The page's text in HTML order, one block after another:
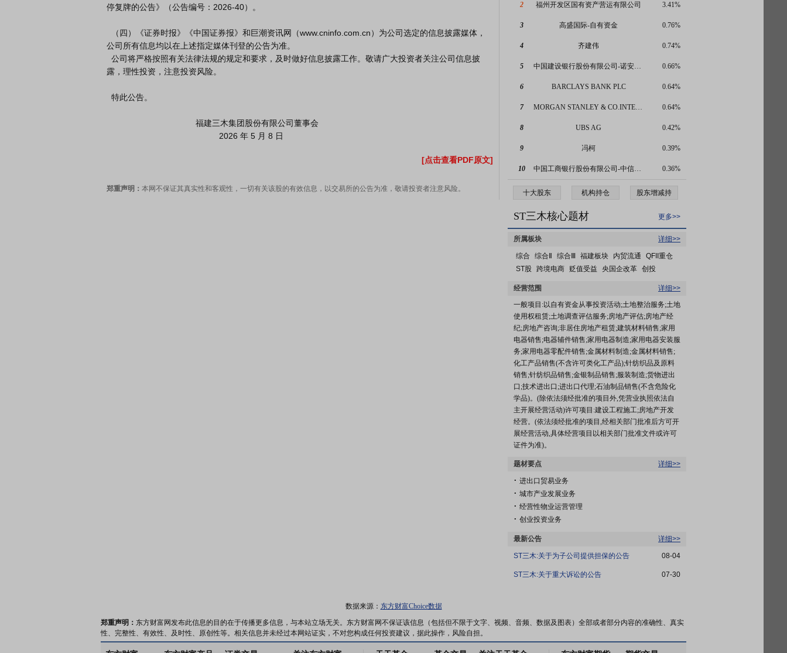
停复牌的公告》（公告编号：2026-40）。
公司所有信息均以在上述指定媒体刊登的公告为准。
露，理性投资，注意投资风险。
[点击查看PDF原文]
郑重声明： 本网不保证其真实性和客观性，一切有关该股的有效信息，以交易所的公告为准，敬请投资者注意风险。
2 福州开发区国有资产营运有限公司 3.41%
3 高盛国际-自有资金 0.76%
4 齐建伟 0.74%
5 中国建设银行股份有限公司-诺安多策略混合型证券投资基金 0.66%
6 BARCLAYS BANK PLC 0.64%
7 MORGAN STANLEY & CO.INTERNATIONAL PLC. 0.64%
8 UBS AG 0.42%
9 冯柯 0.39%
10 中国工商银行股份有限公司-中信保诚多策略灵活配置混合型证券投资基金(LOF) 0.36%
十大股东 机构持仓 股东增减持
ST三木核心题材 更多>>
所属板块 详细>>
综合 综合Ⅱ 综合Ⅲ 福建板块 内贸流通
QFII重仓
ST股 跨境电商 贬值受益 央国企改革 创投
经营范围
详细>>
一般项目:以自有资金从事投资活动;土地整治服务;土地
使用权租赁;土地调查评估服务;房地产评估;房地产经
纪;房地产咨询;非居住房地产租赁;建筑材料销售;家用
电器销售;电器辅件销售;家用电器制造;家用电器安装服
务;家用电器零配件销售;金属材料制造;金属材料销售;
化工产品销售(不含许可类化工产品);针纺织品及原料
销售;针纺织品销售;金银制品销售;服装制造;货物进出
口;技术进出口;进出口代理;石油制品销售(不含危险化
学品)。(除依法须经批准的项目外,凭营业执照依法自
主开展经营活动)许可项目:建设工程施工;房地产开发
经营。(依法须经批准的项目,经相关部门批准后方可开
展经营活动,具体经营项目以相关部门批准文件或许可
证件为准)。
题材要点 详细>>
. 进出口贸易业务
. 城市产业发展业务
. 经营性物业运营管理
. 创业投资业务
最新公告 详细>>
ST三木:关于为子公司提供担保的公告 08-04
ST三木:关于重大诉讼的公告 07-30
数据来源： 东方财富Choice数据
郑重声明： 东方财富网发布此信息的目的在于传播更多信息，与本站立场无关。东方财富网不保证该信息（包括但不限于文字、视频、音频、数据及图表）全部或者部分内容的准确性、真实
性、完整性、有效性、及时性、原创性等。相关信息并未经过本网站证实，不对您构成任何投资建议，据此操作，风险自担。